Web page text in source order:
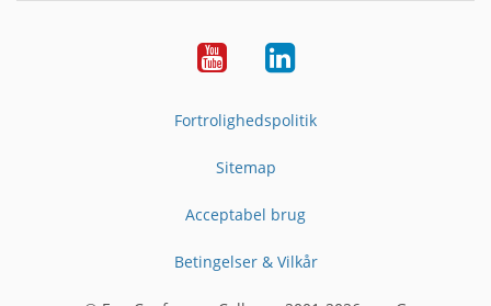
YouTubeLinkedIn
Fortrolighedspolitik
Sitemap
Acceptabel brug
Betingelser & Vilkår